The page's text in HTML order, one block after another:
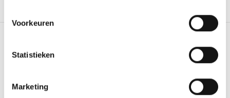
Voorkeuren
Statistieken
Marketing
Abonneer